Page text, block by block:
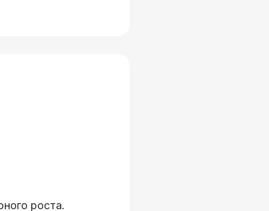
роста.